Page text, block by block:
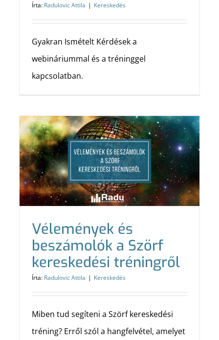
Írta: Radulovic Attila | Kereskedés
Gyakran Ismételt Kérdések a
webináriummal és a tréninggel
kapcsolatban.
Vélemények és
beszámolók a Szörf
kereskedési tréningről
Írta: Radulovic Attila | Kereskedés
Miben tud segíteni a Szörf kereskedési
tréning? Erről szól a hangfelvétel, amelyet